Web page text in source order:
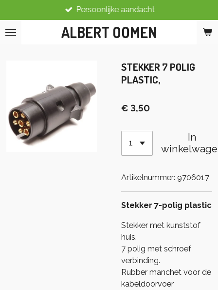
direct
naar
ALBERT OOMEN
Persoonlijke aandacht
STEKKER 7 POLIG
PLASTIC,
€ 3,50
In
Artikelnummer: 9706017
Stekker 7-polig plastic
Stekker met kunststof
huis,
7 polig met schroef
verbinding.
Rubber manchet voor de
kabeldoorvoer